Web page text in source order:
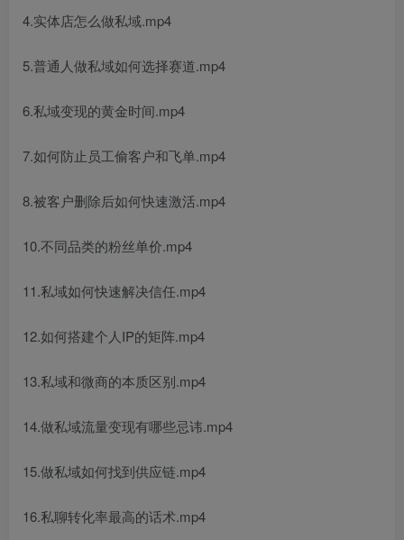
4.实体店怎么做私域.mp4
5.普通人做私域如何选择赛道.mp4
6.私域变现的黄金时间.mp4
7.如何防止员工偷客户和飞单.mp4
8.被客户删除后如何快速激活.mp4
10.不同品类的粉丝单价.mp4
11.私域如何快速解决信任.mp4
12.如何搭建个人IP的矩阵.mp4
13.私域和微商的本质区别.mp4
14.做私域流量变现有哪些忌讳.mp4
15.做私域如何找到供应链.mp4
16.私聊转化率最高的话术.mp4